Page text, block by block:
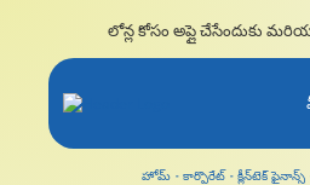
లోన్ల కోసం అప్లై చేసేందుకు
హోమ్ కార్పొరేట్ క్లీన్‌టెక్ ఫైనాన్స్